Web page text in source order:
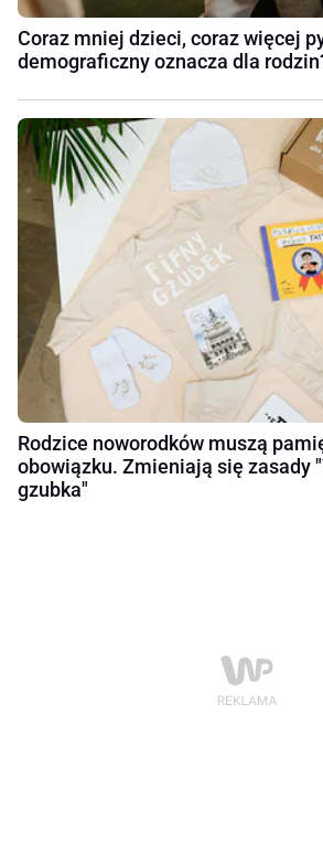
Coraz mniej dzieci, coraz więcej
demograficzny oznacza dla
Rodzice noworodków muszą
obowiązku. Zmieniają się zasady
gzubka"